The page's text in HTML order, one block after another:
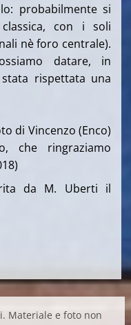
probabilmente si
con i soli
nè foro centrale).
datare, in
rispettata una
di Vincenzo (Enco)
che ringraziamo
da M. Uberti il
Materiale e foto non